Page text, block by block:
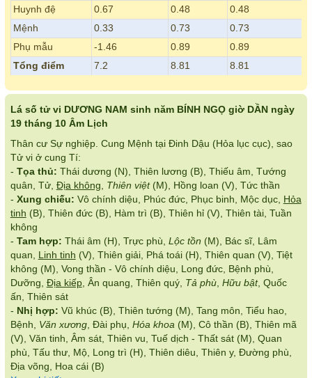
Huynh đệ
0.67 0.48
0.48
Mệnh
0.33 0.73
0.73
Phụ mẫu
-1.46 0.89
0.89
Tổng điểm
7.2 8.81 8.81
Lá số tử vi DƯƠNG NAM sinh năm BÍNH NGỌ giờ DẦN ngày
19 tháng 10 Âm Lịch
Thân cư Sự nghiệp. Cung Mệnh tại Đinh Dậu (Hỏa lục cục), sao
Tử vi ở cung Tí:
- Tọa thủ: Thái dương (N), Thiên lương (B), Thiếu âm, Tướng
quân, Tử, Địa không, Thiên việt(M), Hồng loan (V), Tức thần
- Xung chiếu: Vô chính diệu, Phúc đức, Phục binh, Mộc dục, Hỏa
tinh (B), Thiên đức (B), Hàm trì (B), Thiên hỉ (V), Thiên tài, Tuần
không
- Tam hợp: Thái âm (H), Trực phù, Lộc tồn (M), Bác sĩ, Lâm
quan, Linh tinh (V), Thiên giải, Phá toái (H), Thiên quan (V), Tiệt
không (M), Vong thần - Vô chính diệu, Long đức, Bệnh phù,
Dưỡng, Địa kiếp, Ân quang, Thiên quý, Tả phù, Hữu bật, Quốc
ấn, Thiên sát
- Nhị hợp: Vũ khúc (B), Thiên tướng (M), Tang môn, Tiểu hao,
Bệnh, Văn xương, Đài phụ, Hóa khoa(M), Cô thần (B), Thiên mã
(V), Văn tinh, Âm sát, Thiên vu, Tuế dịch - Thất sát (M), Quan
phù, Tấu thư, Mộ, Long trì (H), Thiên diêu, Thiên y, Đường phù,
Địa võng, Hoa cái (B)